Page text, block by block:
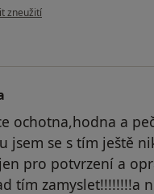
uživatele Syki
zneužití
ochotna,hodna a
jsem se s tím ještě
pro potvrzení a
tím zamyslet!!!!!!!!a